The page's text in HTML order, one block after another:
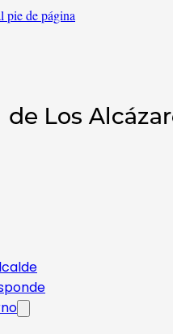
pie de página